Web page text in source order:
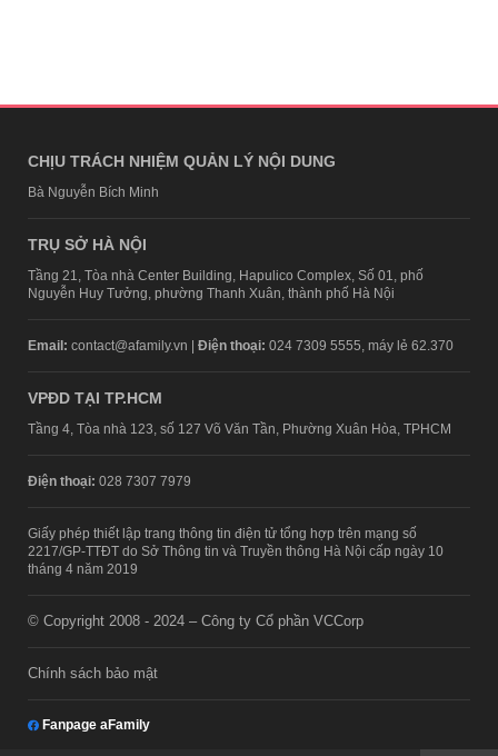
CHỊU TRÁCH NHIỆM QUẢN LÝ NỘI DUNG
Bà Nguyễn Bích Minh
TRỤ SỞ HÀ NỘI
Tầng 21, Tòa nhà Center Building, Hapulico Complex, Số 01, phố
Nguyễn Huy Tưởng, phường Thanh Xuân, thành phố Hà Nội
Email: contact@afamily.vn | Điện thoại: 024 7309 5555, máy lẻ 62.370
VPĐD TẠI TP.HCM
Tầng 4, Tòa nhà 123, số 127 Võ Văn Tần, Phường Xuân Hòa, TPHCM
Điện thoại: 028 7307 7979
Giấy phép thiết lập trang thông tin điện tử tổng hợp trên mạng số
2217/GP-TTĐT do Sở Thông tin và Truyền thông Hà Nội cấp ngày 10
tháng 4 năm 2019
© Copyright 2008 - 2024 – Công ty Cổ phần VCCorp
Chính sách bảo mật
Fanpage aFamily